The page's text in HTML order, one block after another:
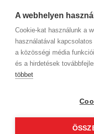
A webhelyen
Cookie-kat használunk a
használatával
a közösségi média
és a hirdetések
többet